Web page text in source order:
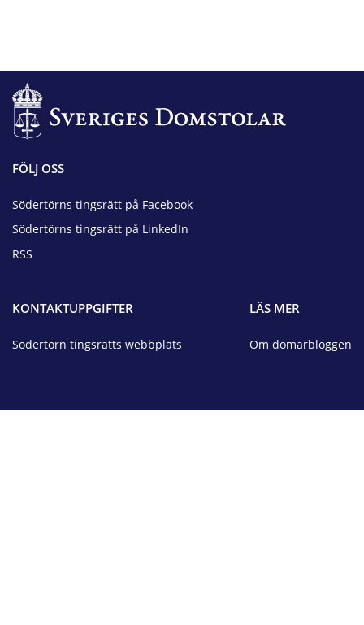
FÖLJ OSS
Södertörns tingsrätt på Facebook
Södertörns tingsrätt på LinkedIn
RSS
KONTAKTUPPGIFTER
Södertörn tingsrätts webbplats
LÄS MER
Om domarbloggen